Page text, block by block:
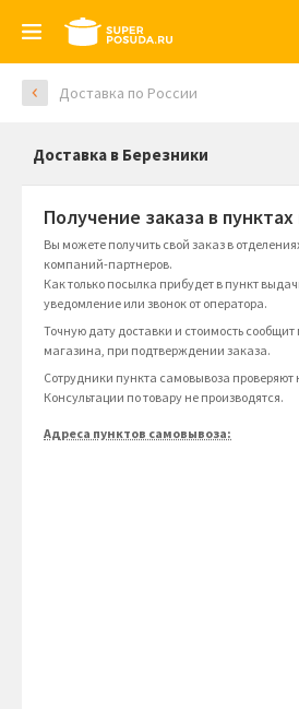
Доставка по России
Доставка в Березники
Получение заказа в
Вы можете получить свой заказ в
компаний-партнеров.
Как только посылка прибудет в пункт
уведомление или звонок от оператора.
Точную дату доставки и стоимость
магазина, при подтверждении заказа.
Сотрудники пункта самовывоза проверяют
Консультации по товару не производятся.
Адреса пунктов самовывоза: